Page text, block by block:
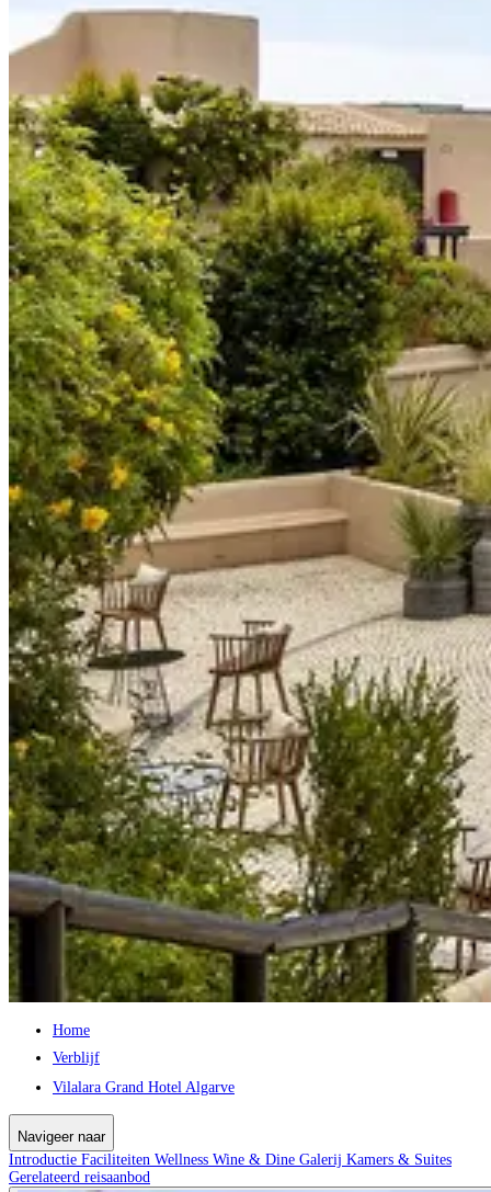
Home
Verblijf
Vilalara Grand Hotel Algarve
Navigeer naar
Introductie Faciliteiten Wellness Wine & Dine Galerij Kamers & Suites
Gerelateerd reisaanbod